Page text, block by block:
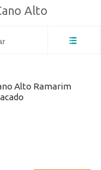
Alto
Alto Ramarim